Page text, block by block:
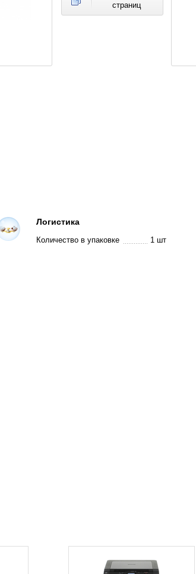
страниц
Логистика
Количество в упаковке 1 шт